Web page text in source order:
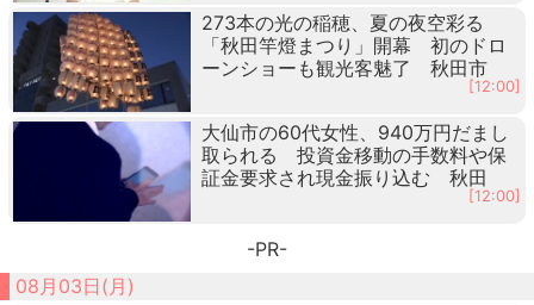
273本の光の稲穂、夏の夜空彩る
「秋田竿燈まつり」開幕 初のドロ
ーンショーも観光客魅了 秋田市
[12:00]
大仙市の60代女性、940万円だまし
取られる 投資金移動の手数料や保
証金要求され現金振り込む 秋田
[12:00]
-PR-
08月03日(月)